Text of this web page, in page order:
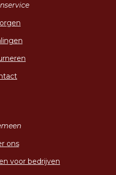
ons
voor bedrijven